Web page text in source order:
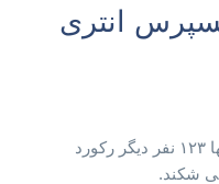
انتری
سازمان مهاجرتی کانادا با پذیرش تنها ۱۲۳ نفر دیگر رکورد
شکند.